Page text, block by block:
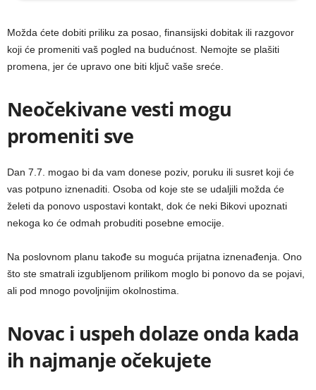
Možda ćete dobiti priliku za posao, finansijski dobitak ili razgovor
koji će promeniti vaš pogled na budućnost. Nemojte se plašiti
promena, jer će upravo one biti ključ vaše sreće.
Neočekivane vesti mogu
promeniti sve
Dan 7.7. mogao bi da vam donese poziv, poruku ili susret koji će
vas potpuno iznenaditi. Osoba od koje ste se udaljili možda će
želeti da ponovo uspostavi kontakt, dok će neki Bikovi upoznati
nekoga ko će odmah probuditi posebne emocije.
Na poslovnom planu takođe su moguća prijatna iznenađenja. Ono
što ste smatrali izgubljenom prilikom moglo bi ponovo da se pojavi,
ali pod mnogo povoljnijim okolnostima.
Novac i uspeh dolaze onda kada
ih najmanje očekujete